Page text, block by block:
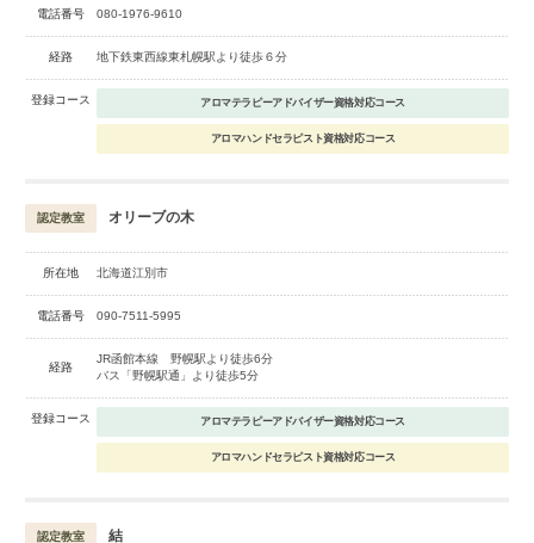
電話番号 080-1976-9610
経路 地下鉄東西線東札幌駅より徒歩６分
登録コース アロマテラピーアドバイザー資格対応コース
アロマハンドセラピスト資格対応コース
認定教室 オリーブの木
所在地 北海道江別市
電話番号 090-7511-5995
経路
JR函館本線 野幌駅より徒歩6分
バス「野幌駅通」より徒歩5分
登録コース アロマテラピーアドバイザー資格対応コース
アロマハンドセラピスト資格対応コース
認定教室 結